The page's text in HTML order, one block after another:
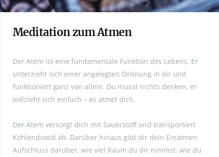
Meditation zum Atmen
Der Atem ist eine fundamentale Funktion des Lebens. Er
unterzieht sich einer angelegten Ordnung in dir und
funktioniert ganz von allein. Du musst nichts denken, er
vollzieht sich einfach – es atmet dich.
Der Atem versorgt dich mit Sauerstoff und transportiert
Kohlendioxid ab. Darüber hinaus gibt dir dein Einatmen
Aufschluss darüber, wie viel Raum du dir nimmst, wie du